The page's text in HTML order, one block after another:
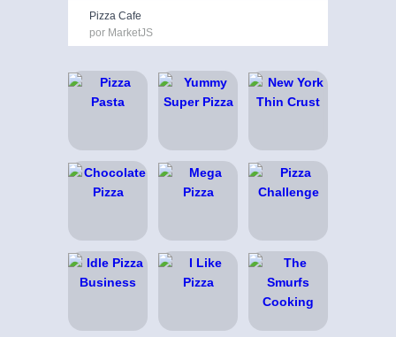
Pizza Cafe
por MarketJS